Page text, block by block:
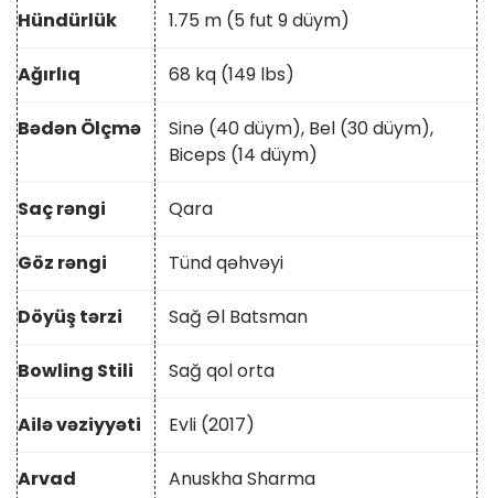
Hündürlük 1.75 m (5 fut 9 düym)
Ağırlıq 68 kq (149 lbs)
Bədən Ölçmə
Sinə (40 düym), Bel (30 düym),
Biceps (14 düym)
Saç rəngi Qara
Göz rəngi Tünd qəhvəyi
Döyüş tərzi Sağ Əl Batsman
Bowling Stili Sağ qol orta
Ailə vəziyyəti Evli (2017)
Arvad Anuskha Sharma